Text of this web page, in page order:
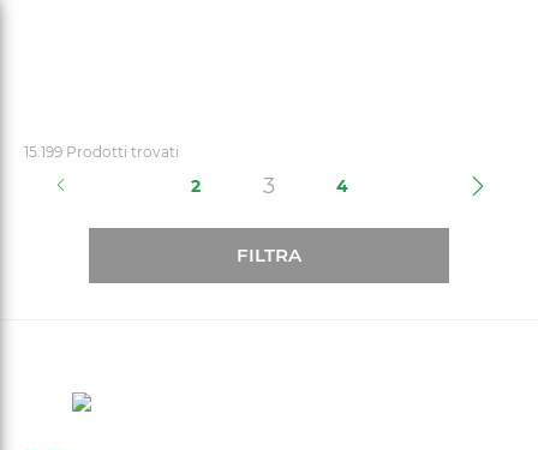
15.199 Prodotti trovati
2 3(current)
4
FILTRA